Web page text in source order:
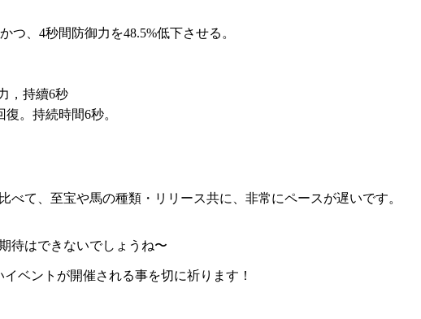
、4秒間防御力を48.5%低下させる。
，持續6秒
。持続時間6秒。
て、至宝や馬の種類・リリース共に、非常にペースが遅いです。
待はできないでしょうね〜
ベントが開催される事を切に祈ります！